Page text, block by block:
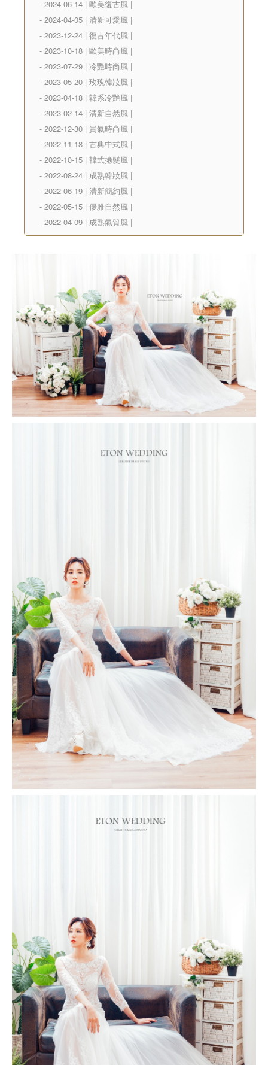
- 2024-06-14 | 歐美復古風 |
- 2024-04-05 | 清新可愛風 |
- 2023-12-24 | 復古年代風 |
- 2023-10-18 | 歐美時尚風 |
- 2023-07-29 | 冷艷時尚風 |
- 2023-05-20 | 玫瑰韓妝風 |
- 2023-04-18 | 韓系冷艷風 |
- 2023-02-14 | 清新自然風 |
- 2022-12-30 | 貴氣時尚風 |
- 2022-11-18 | 古典中式風 |
- 2022-10-15 | 韓式捲髮風 |
- 2022-08-24 | 成熟韓妝風 |
- 2022-06-19 | 清新簡約風 |
- 2022-05-15 | 優雅自然風 |
- 2022-04-09 | 成熟氣質風 |